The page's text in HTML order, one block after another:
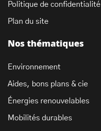
Nos thématiques
Environnement
Aides, bons plans & cie
Énergies renouvelables
Mobilités durables
Politique de confidentialité
Plan du site